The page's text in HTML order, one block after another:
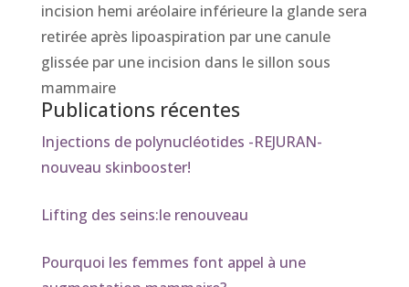
incision hemi aréolaire inférieure la glande sera
retirée après lipoaspiration par une canule
glissée par une incision dans le sillon sous
mammaire
Publications récentes
Injections de polynucléotides -REJURAN-
nouveau skinbooster!
Lifting des seins:le renouveau
Pourquoi les femmes font appel à une